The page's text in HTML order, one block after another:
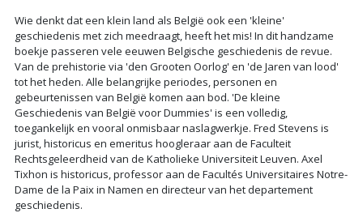
Wie denkt dat een klein land als België ook een 'kleine'
geschiedenis met zich meedraagt, heeft het mis! In dit handzame
boekje passeren vele eeuwen Belgische geschiedenis de revue.
Van de prehistorie via 'den Grooten Oorlog' en 'de Jaren van lood'
tot het heden. Alle belangrijke periodes, personen en
gebeurtenissen van België komen aan bod. 'De kleine
Geschiedenis van België voor Dummies' is een volledig,
toegankelijk en vooral onmisbaar naslagwerkje. Fred Stevens is
jurist, historicus en emeritus hoogleraar aan de Faculteit
Rechtsgeleerdheid van de Katholieke Universiteit Leuven. Axel
Tixhon is historicus, professor aan de Facultés Universitaires Notre-
Dame de la Paix in Namen en directeur van het departement
geschiedenis.